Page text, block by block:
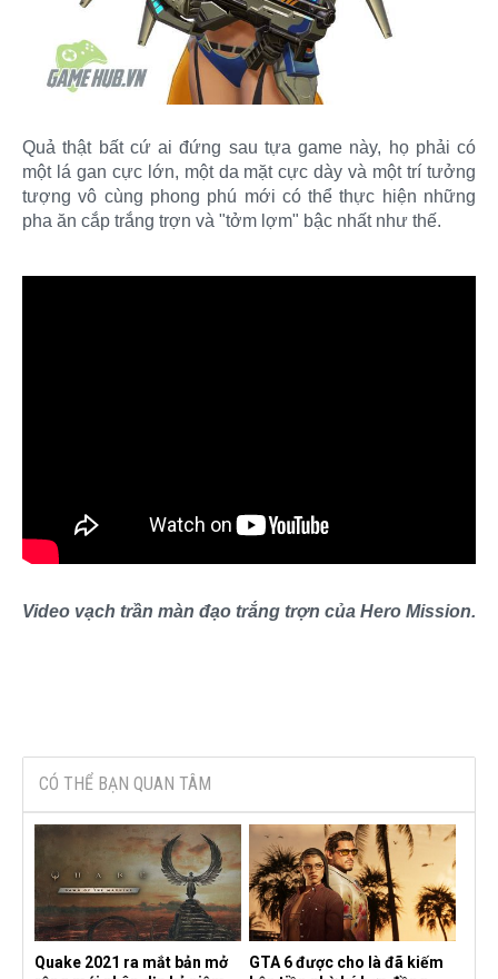
Quả thật bất cứ ai đứng sau tựa game này, họ phải có
một lá gan cực lớn, một da mặt cực dày và một trí tưởng
tượng vô cùng phong phú mới có thể thực hiện những
pha ăn cắp trắng trợn và "tởm lợm" bậc nhất như thế.
Video vạch trần màn đạo trắng trợn của Hero Mission.
CÓ THỂ BẠN QUAN TÂM
Quake 2021 ra mắt bản mở
GTA 6 được cho là đã kiếm